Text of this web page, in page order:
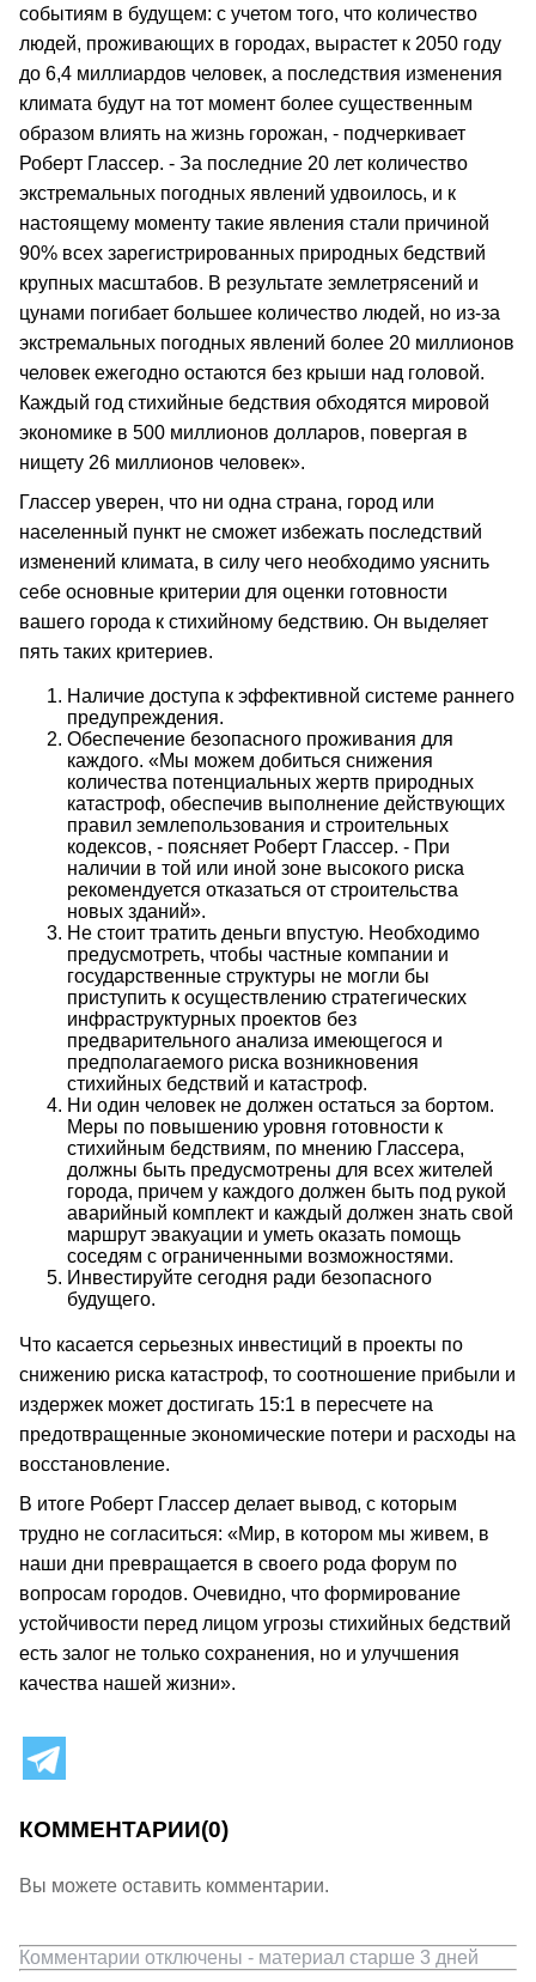
событиям в будущем: с учетом того, что количество
людей, проживающих в городах, вырастет к 2050 году
до 6,4 миллиардов человек, а последствия изменения
климата будут на тот момент более существенным
образом влиять на жизнь горожан, - подчеркивает
Роберт Глассер. - За последние 20 лет количество
экстремальных погодных явлений удвоилось, и к
настоящему моменту такие явления стали причиной
90% всех зарегистрированных природных бедствий
крупных масштабов. В результате землетрясений и
цунами погибает большее количество людей, но из-за
экстремальных погодных явлений более 20 миллионов
человек ежегодно остаются без крыши над головой.
Каждый год стихийные бедствия обходятся мировой
экономике в 500 миллионов долларов, повергая в
нищету 26 миллионов человек».
Глассер уверен, что ни одна страна, город или
населенный пункт не сможет избежать последствий
изменений климата, в силу чего необходимо уяснить
себе основные критерии для оценки готовности
вашего города к стихийному бедствию. Он выделяет
пять таких критериев.
Наличие доступа к эффективной системе раннего
предупреждения.
Обеспечение безопасного проживания для
каждого. «Мы можем добиться снижения
количества потенциальных жертв природных
катастроф, обеспечив выполнение действующих
правил землепользования и строительных
кодексов, - поясняет Роберт Глассер. - При
наличии в той или иной зоне высокого риска
рекомендуется отказаться от строительства
новых зданий».
Не стоит тратить деньги впустую. Необходимо
предусмотреть, чтобы частные компании и
государственные структуры не могли бы
приступить к осуществлению стратегических
инфраструктурных проектов без
предварительного анализа имеющегося и
предполагаемого риска возникновения
стихийных бедствий и катастроф.
Ни один человек не должен остаться за бортом.
Меры по повышению уровня готовности к
стихийным бедствиям, по мнению Глассера,
должны быть предусмотрены для всех жителей
города, причем у каждого должен быть под рукой
аварийный комплект и каждый должен знать свой
маршрут эвакуации и уметь оказать помощь
соседям с ограниченными возможностями.
Инвестируйте сегодня ради безопасного
будущего.
Что касается серьезных инвестиций в проекты по
снижению риска катастроф, то соотношение прибыли и
издержек может достигать 15:1 в пересчете на
предотвращенные экономические потери и расходы на
восстановление.
В итоге Роберт Глассер делает вывод, с которым
трудно не согласиться: «Мир, в котором мы живем, в
наши дни превращается в своего рода форум по
вопросам городов. Очевидно, что формирование
устойчивости перед лицом угрозы стихийных бедствий
есть залог не только сохранения, но и улучшения
качества нашей жизни».
КОММЕНТАРИИ(0)
Вы можете оставить комментарии.
Комментарии отключены - материал старше 3 дней